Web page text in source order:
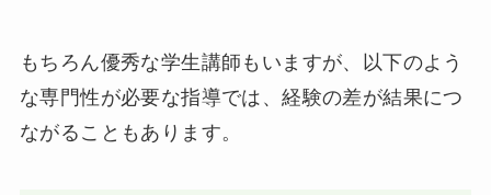
もちろん優秀な学生講師もいますが、以下のよう
な専門性が必要な指導では、経験の差が結果につ
ながることもあります。